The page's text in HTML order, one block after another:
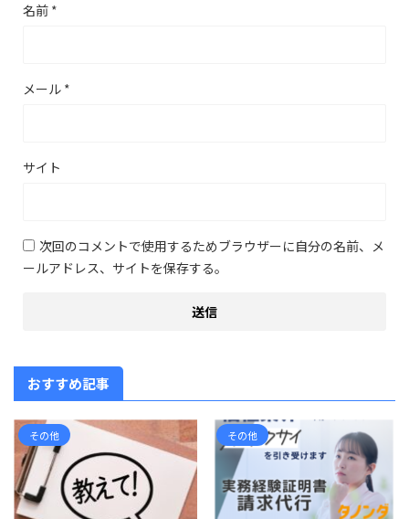
名前 *
メール *
サイト
次回のコメントで使用するためブラウザーに自分の名前、メ
ールアドレス、サイトを保存する。
おすすめ記事
その他 その他